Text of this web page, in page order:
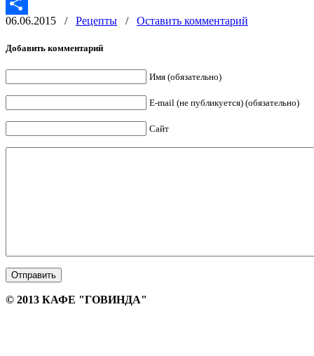
WhatsApp
Отправить
06.06.2015 / Рецепты / Оставить комментарий
Добавить комментарий
Имя (обязательно)
E-mail (не публикуется) (обязательно)
Сайт
© 2013 КАФЕ "ГОВИНДА"